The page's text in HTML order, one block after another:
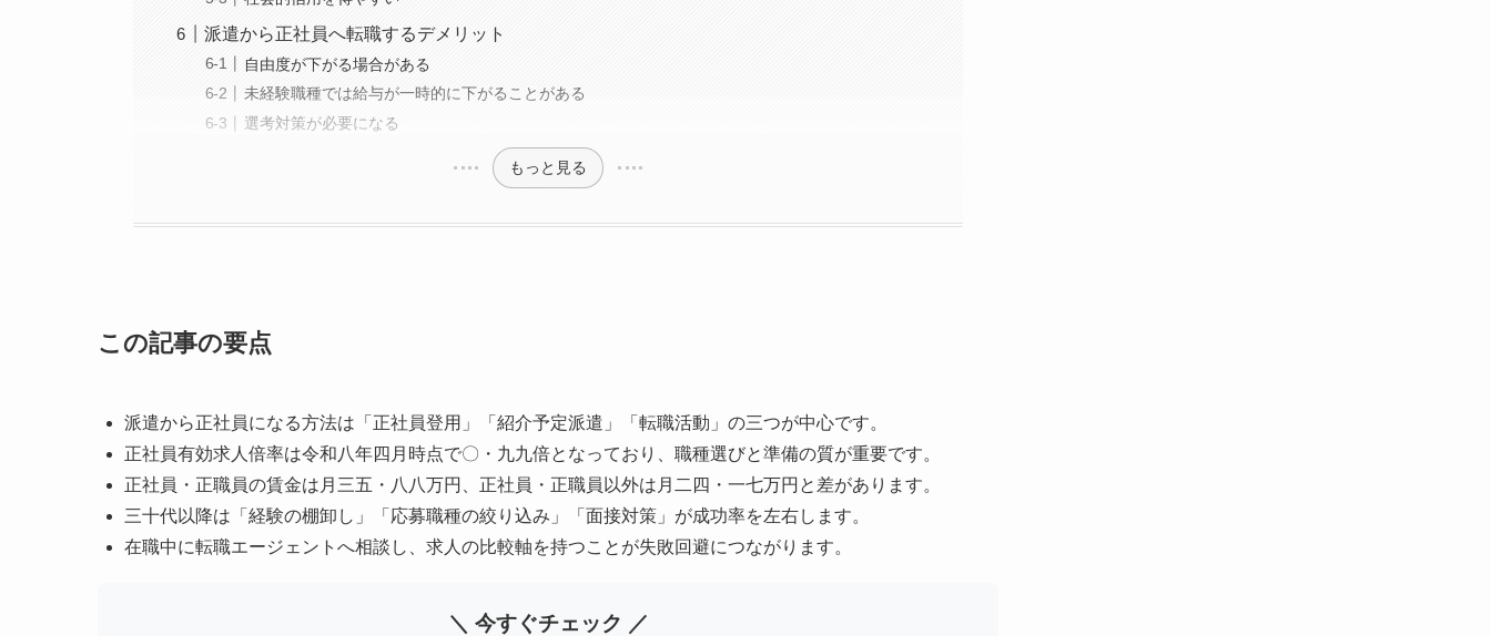
派遣から正社員へ転職するデメリット
自由度が下がる場合がある
未経験職種では給与が一時的に下がることがある
選考対策が必要になる
もっと見る
この記事の要点
派遣から正社員になる方法は「正社員登用」「紹介予定派遣」「転職活動」の三つが中心です。
正社員有効求人倍率は令和八年四月時点で〇・九九倍となっており、職種選びと準備の質が重要です。
正社員・正職員の賃金は月三五・八八万円、正社員・正職員以外は月二四・一七万円と差があります。
三十代以降は「経験の棚卸し」「応募職種の絞り込み」「面接対策」が成功率を左右します。
在職中に転職エージェントへ相談し、求人の比較軸を持つことが失敗回避につながります。
＼ 今すぐチェック ／